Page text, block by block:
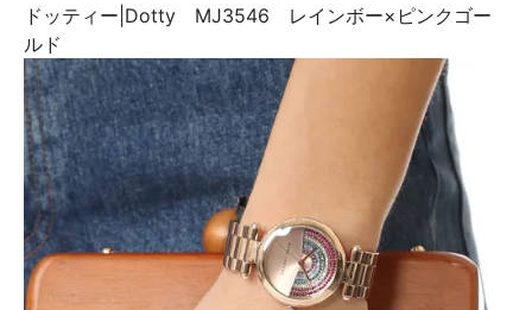
ドッティー|Dotty MJ3546 レインボー×ピンクゴー
ルド